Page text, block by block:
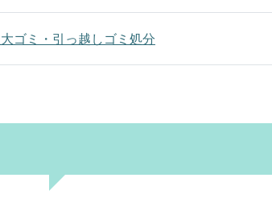
ゴミ・引っ越しゴミ処分